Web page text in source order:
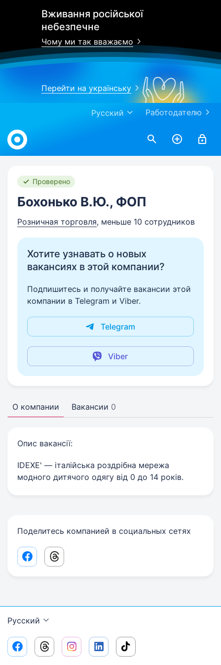
Вживання російської
небезпечне
Чому ми так вважаємо
Перейти на українську
Работодателю
Русский
Work.ua
Проверено
Бохонько В.Ю., ФОП
Розничная торговля, меньше 10 сотрудников
Хотите узнавать о новых
вакансиях в этой компании?
Подпишитесь и получайте вакансии этой
компании в Telegram и Viber.
Telegram
Viber
О компании Вакансии 0
Опис вакансії:
IDEXE' — італійська роздрібна мережа
модного дитячого одягу від 0 до 14 років.
Поделитесь компанией в социальных сетях
Facebook share link
Threads share link
Русский